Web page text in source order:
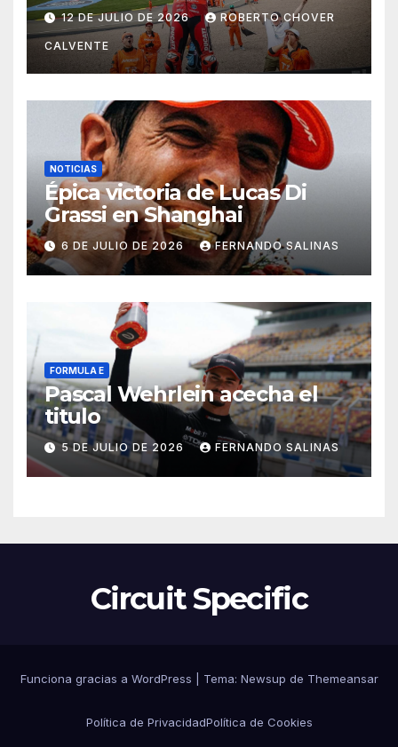
12 DE JULIO DE 2026 ROBERTO CHOVER
CALVENTE
NOTICIAS
Épica victoria de Lucas Di
Grassi en Shanghai
6 DE JULIO DE 2026 FERNANDO SALINAS
FORMULA E
Pascal Wehrlein acecha el
titulo
5 DE JULIO DE 2026 FERNANDO SALINAS
Circuit Specific
Funciona gracias a WordPress Tema: Newsup de Themeansar
Política de PrivacidadPolítica de Cookies